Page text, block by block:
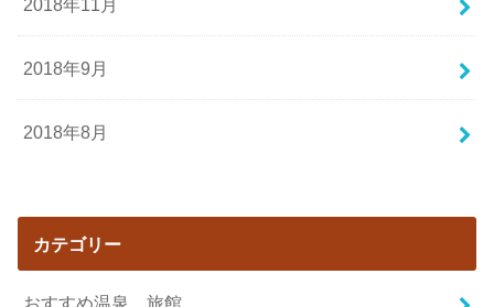
2018年11月
2018年9月
2018年8月
カテゴリー
おすすめ温泉、旅館